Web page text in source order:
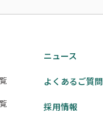
ニュース
よくあるご質問
採用情報